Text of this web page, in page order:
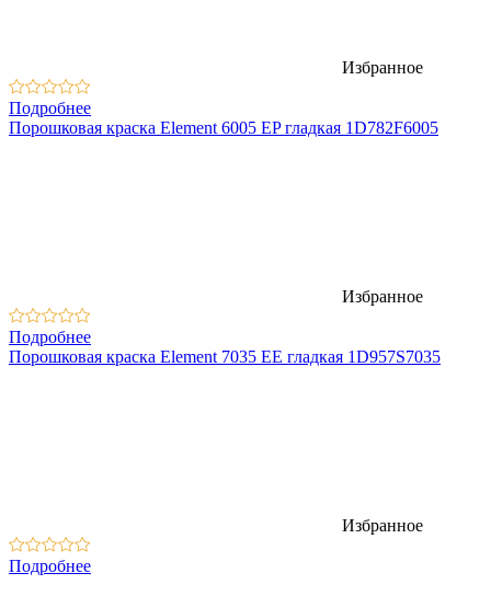
Избранное
Подробнее
Порошковая краска Element 6005 EP гладкая 1D782F6005
Избранное
Подробнее
Порошковая краска Element 7035 EЕ гладкая 1D957S7035
Избранное
Подробнее